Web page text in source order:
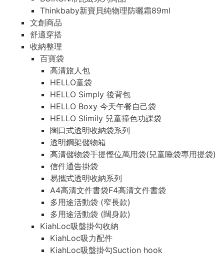
Thinkbaby新寶貝純物理防曬霜89ml
文創商品
舒適穿搭
收納整理
百寶袋
高清旅人包
HELLO童袋
HELLO Simply 後背包
HELLO Boxy 今天午餐自己袋
HELLO Slimily 兒童撞色功課袋
闊口式透明收納袋系列
透明鋼架儲物箱
高清儲物袋手提慳位萬用袋(兒童睡袋專用提袋)
信件通告掛袋
易攜式透明收納系列
A4高清文件書袋F4高清文件書袋
多用途活動袋 (窄長款)
多用途活動袋 (闊身款)
KiahLoc吸盤掛勾收納
KiahLoc吸力配件
KiahLoc吸盤掛勾Suction hook